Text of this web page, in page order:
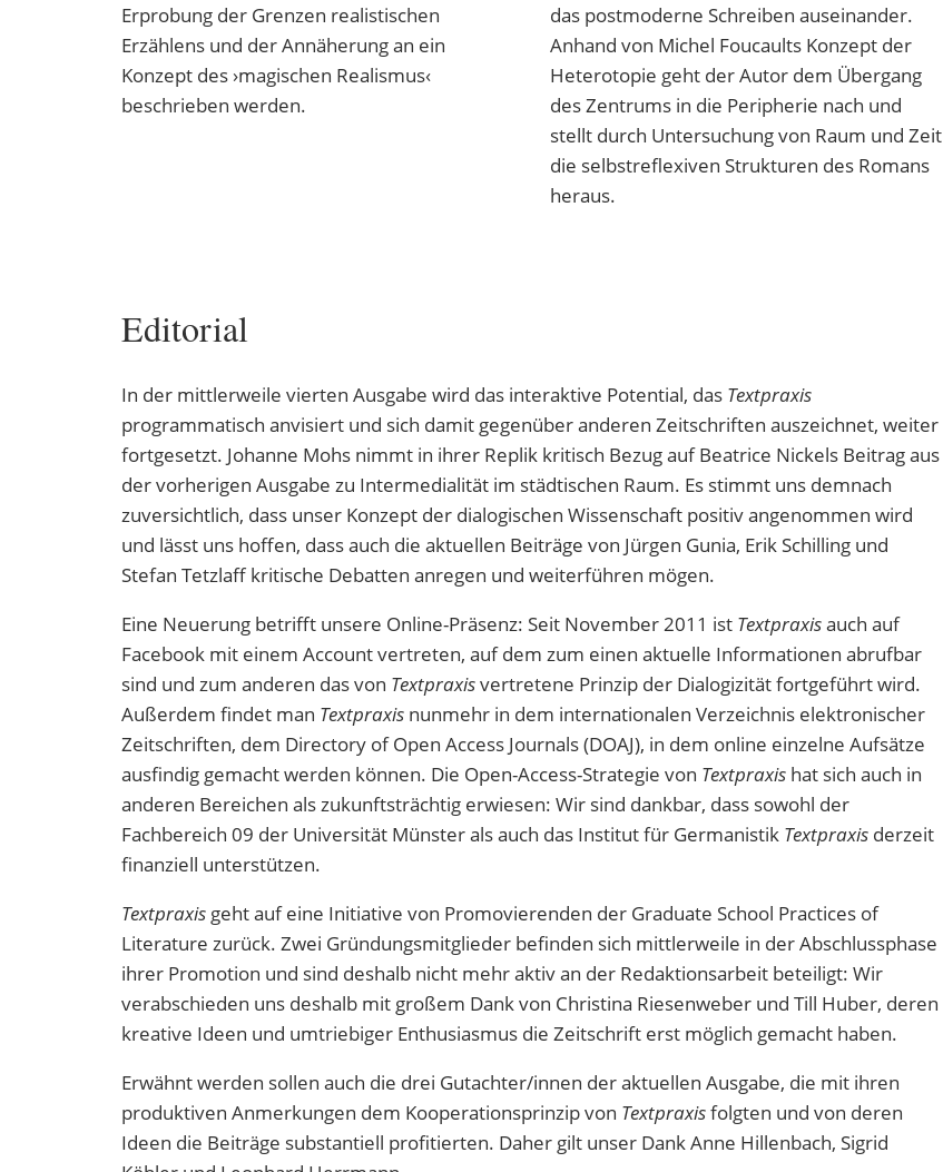
Erprobung der Grenzen realistischen
Erzählens und der Annäherung an ein
Konzept des ›magischen Realismus‹
beschrieben werden.
das postmoderne Schreiben auseinander.
Anhand von Michel Foucaults Konzept der
Heterotopie geht der Autor dem Übergang
des Zentrums in die Peripherie nach und
stellt durch Untersuchung von Raum und Zeit
die selbstreflexiven Strukturen des Romans
heraus.
Editorial
In der mittlerweile vierten Ausgabe wird das interaktive Potential, das Textpraxis
programmatisch anvisiert und sich damit gegenüber anderen Zeitschriften auszeichnet, weiter
fortgesetzt. Johanne Mohs nimmt in ihrer Replik kritisch Bezug auf Beatrice Nickels Beitrag aus
der vorherigen Ausgabe zu Intermedialität im städtischen Raum. Es stimmt uns demnach
zuversichtlich, dass unser Konzept der dialogischen Wissenschaft positiv angenommen wird
und lässt uns hoffen, dass auch die aktuellen Beiträge von Jürgen Gunia, Erik Schilling und
Stefan Tetzlaff kritische Debatten anregen und weiterführen mögen.
Eine Neuerung betrifft unsere Online-Präsenz: Seit November 2011 ist Textpraxisauch auf
Facebook mit einem Account vertreten, auf dem zum einen aktuelle Informationen abrufbar
sind und zum anderen das von Textpraxisvertretene Prinzip der Dialogizität fortgeführt wird.
Außerdem findet man Textpraxis nunmehr in dem internationalen Verzeichnis elektronischer
Zeitschriften, dem Directory of Open Access Journals (DOAJ), in dem online einzelne Aufsätze
ausfindig gemacht werden können. Die Open-Access-Strategie von Textpraxis hat sich auch in
anderen Bereichen als zukunftsträchtig erwiesen: Wir sind dankbar, dass sowohl der
Fachbereich 09 der Universität Münster als auch das Institut für Germanistik Textpraxis derzeit
finanziell unterstützen.
Textpraxis geht auf eine Initiative von Promovierenden der Graduate School Practices of
Literature zurück. Zwei Gründungsmitglieder befinden sich mittlerweile in der Abschlussphase
ihrer Promotion und sind deshalb nicht mehr aktiv an der Redaktionsarbeit beteiligt: Wir
verabschieden uns deshalb mit großem Dank von Christina Riesenweber und Till Huber, deren
kreative Ideen und umtriebiger Enthusiasmus die Zeitschrift erst möglich gemacht haben.
Erwähnt werden sollen auch die drei Gutachter/innen der aktuellen Ausgabe, die mit ihren
produktiven Anmerkungen dem Kooperationsprinzip von Textpraxisfolgten und von deren
Ideen die Beiträge substantiell profitierten. Daher gilt unser Dank Anne Hillenbach, Sigrid